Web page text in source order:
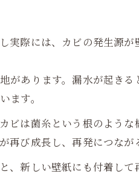
際には、カビの発生源が
あります。漏水が起きる
ます。
ビは菌糸という根のよう
び成長し、再発につなが
、新しい壁紙にも付着し